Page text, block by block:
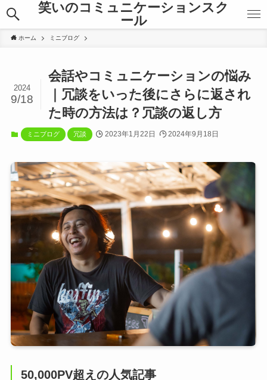
笑いのコミュニケーションスク
ール
ホーム ミニブログ
会話やコミュニケーションの悩み
｜冗談をいった後にさらに返され
た時の方法は？冗談の返し方
2024
9/18
ミニブログ 冗談 2023年1月22日 2024年9月18日
50,000PV超えの人気記事